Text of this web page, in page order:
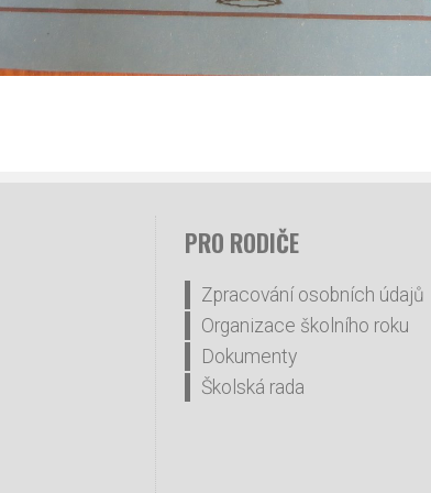
PRO RODIČE
Zpracování osobních údajů
Organizace školního roku
Dokumenty
Školská rada